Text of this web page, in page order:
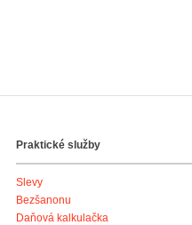
Praktické služby
Slevy
Bezšanonu
Daňová kalkulačka